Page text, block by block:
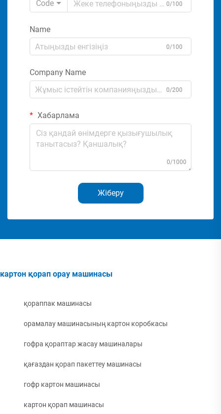
Code 0/100
Name
0/100
Company Name
0/200
Хабарлама
0/1000
Жіберу
картон қорап орау машинасы
қораппак машинасы
орамалау машинасының картон коробкасы
гофра қораптар жасау машиналары
қағаздан қорап пакеттеу машинасы
гофр картон машинасы
картон қорап машинасы